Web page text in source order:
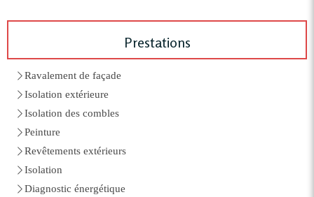
Prestations
Ravalement de façade
Isolation extérieure
Isolation des combles
Peinture
Revêtements extérieurs
Isolation
Diagnostic énergétique